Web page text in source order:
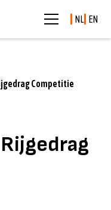
NL EN
Competitie